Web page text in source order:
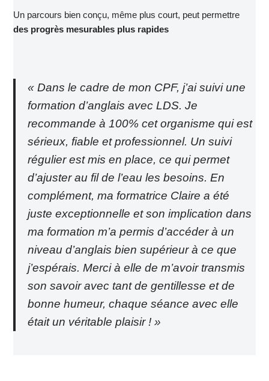
Un parcours bien conçu, même plus court, peut permettre
des progrès mesurables plus rapides
« Dans le cadre de mon CPF, j’ai suivi une
formation d’anglais avec LDS. Je
recommande à 100% cet organisme qui est
sérieux, fiable et professionnel. Un suivi
régulier est mis en place, ce qui permet
d’ajuster au fil de l’eau les besoins. En
complément, ma formatrice Claire a été
juste exceptionnelle et son implication dans
ma formation m’a permis d’accéder à un
niveau d’anglais bien supérieur à ce que
j’espérais. Merci à elle de m’avoir transmis
son savoir avec tant de gentillesse et de
bonne humeur, chaque séance avec elle
était un véritable plaisir ! »